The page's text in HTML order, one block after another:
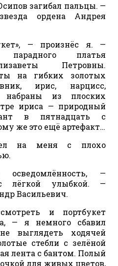
загибал пальцы. —
ордена Андрея
— произнёс я. —
платья
Петровны.
на гибких золотых
ирис, нарцисс,
набраны из плоских
ириса — природный
в пятнадцать с
же это ещё артефакт…
на меня с плохо
—
лёгкой улыбкой. —
Васильевич.
и портбукет
— я немного сбавил
выглядеть ходячей
стебли с зелёной
лента с бантом. Полый
для живых цветов,